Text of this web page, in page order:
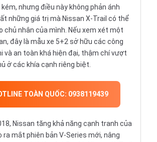
nhưng điều này không phản ánh
những giá trị mà Nissan X-Trail có thể
chủ nhân của mình. Nếu xem xét một
đây là mẫu xe 5+2sở hữu các công
và an toàn khá hiện đại, thậm chí vượt
ở các khía cạnh riêng biệt.
TOÀN QUỐC: 0938119439
Nissan tăng khả năng cạnh tranh của
ra mắt phiên bản V-Series mới, nâng